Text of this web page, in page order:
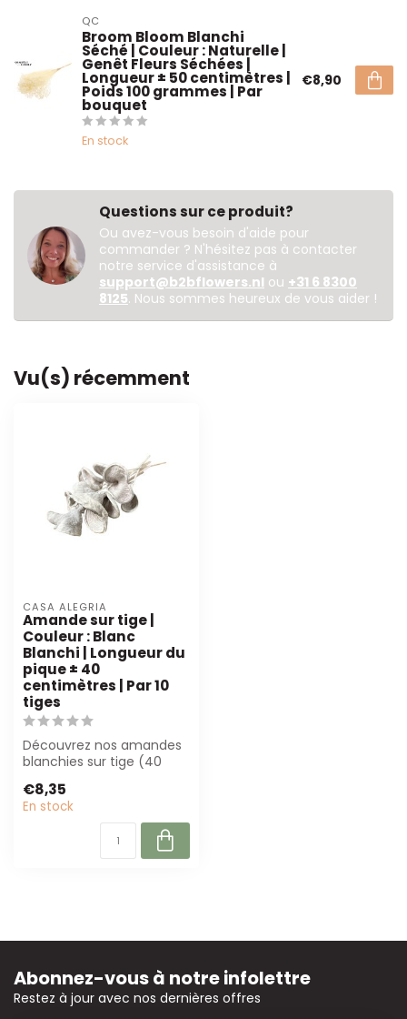
QC
Broom Bloom Blanchi
Séché | Couleur : Naturelle |
Genêt Fleurs Séchées |
Longueur ± 50 centimètres |
Poids 100 grammes | Par
bouquet
En stock
€8,90
Questions sur ce produit?
Ou avez-vous besoin d'aide pour
commander ? N'hésitez pas à contacter
notre service d'assistance à
support@b2bflowers.nl ou +31 6 8300
8125. Nous sommes heureux de vous aider !
Vu(s) récemment
CASA ALEGRIA
Amande sur tige |
Couleur : Blanc
Blanchi | Longueur du
pique ± 40
centimètres | Par 10
tiges
Découvrez nos amandes
blanchies sur tige (40
bouquets él...
€8,35
En stock
Abonnez-vous à notre infolettre
Restez à jour avec nos dernières offres